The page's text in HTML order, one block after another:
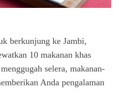
berkunjung ke Jambi,
10 makanan khas
selera, makanan-
Anda pengalaman